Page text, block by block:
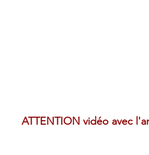
ATTENTION vidéo avec